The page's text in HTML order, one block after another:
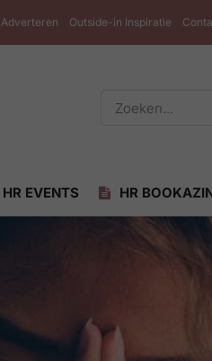
Adverteren Outside-in Inspiratie
HR EVENTS HR